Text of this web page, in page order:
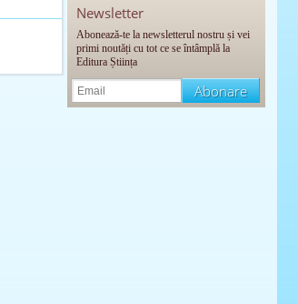
Newsletter
Abonează-te la newsletterul nostru și vei
primi noutăți cu tot ce se întâmplă la
Editura Știința